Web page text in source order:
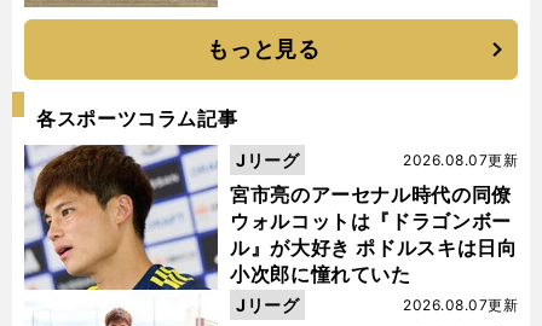
もっと見る
各スポーツコラム記事
宮市亮のアーセナル時代の同僚
ウォルコットは『ドラゴンボー
ル』が大好き ポドルスキは日向
小次郎に憧れていた
2026.08.07更新
Jリーグ
2026.08.07更新
Jリーグ